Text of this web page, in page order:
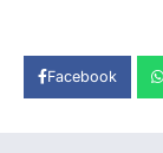
Facebook